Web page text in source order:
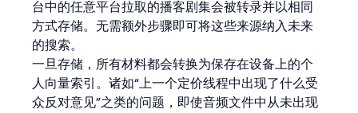
台中的任意平台拉取的播客剧集会被转录并以相同
方式存储。无需额外步骤即可将这些来源纳入未来
的搜索。
一旦存储，所有材料都会转换为保存在设备上的个
人向量索引。诸如“上一个定价线程中出现了什么受
众反对意见”之类的问题，即使音频文件中从未出现